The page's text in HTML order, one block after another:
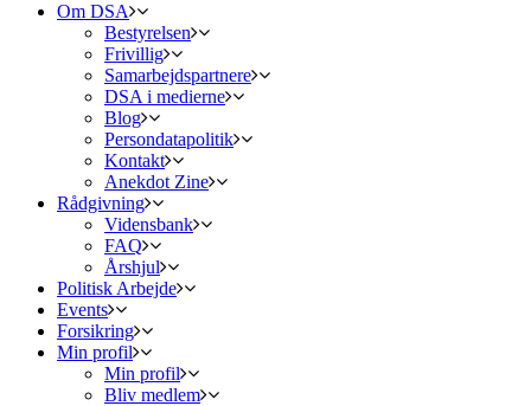
Om DSA
Bestyrelsen
Frivillig
Samarbejdspartnere
DSA i medierne
Blog
Persondatapolitik
Kontakt
Anekdot Zine
Rådgivning
Vidensbank
FAQ
Årshjul
Politisk Arbejde
Events
Forsikring
Min profil
Min profil
Bliv medlem